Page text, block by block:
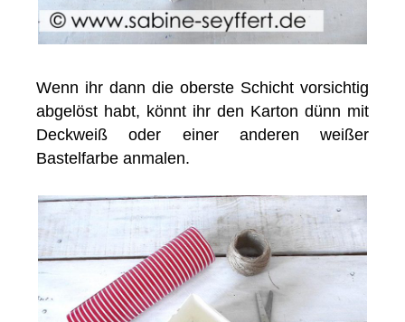
Wenn ihr dann die oberste Schicht vorsichtig
abgelöst habt, könnt ihr den Karton dünn mit
Deckweiß oder einer anderen weißer
Bastelfarbe anmalen.